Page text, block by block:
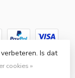
byLightspeed-
Is dat
cookies »